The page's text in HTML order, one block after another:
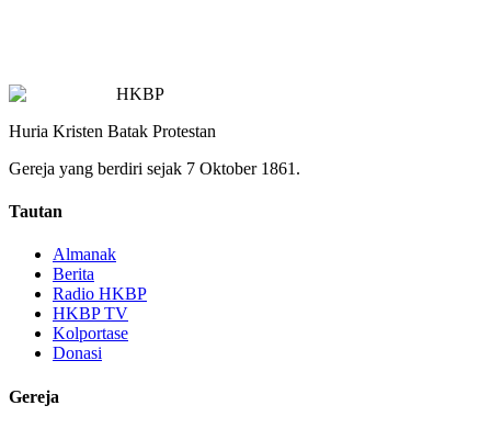
HKBP
Huria Kristen Batak Protestan
Gereja yang berdiri sejak 7 Oktober 1861.
Tautan
Almanak
Berita
Radio HKBP
HKBP TV
Kolportase
Donasi
Gereja